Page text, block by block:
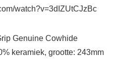
watch?v=3dIZUtCJzBc
Genuine Cowhide
keramiek, grootte: 243mm